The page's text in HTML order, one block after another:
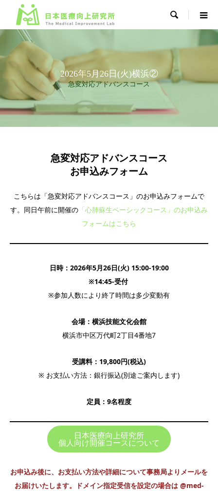

2026年5月26日(火)横浜②
急変対応アドバンスコース
急変対応アドバンスコース
お申込みフォーム
こちらは「急変対応アドバンスコース」のお申込みフォームで
す。同日午前に開催の 「心肺蘇生ベーシックコース」のお申込み
フォームはこちら
日時：2026年5月26日(火) 15:00-19:00
※14:45-受付
※参加人数により終了時間は多少変動有
会場：横浜技能文化会館
横浜市中区万代町2丁目4番地7
受講料：19,800円(税込)
※ お支払い方法：銀行振込(別途ご案内します)
定員：9名程度
日本医療向上研究所
個人向け開催コースについて
お申込み後に、お支払い方法や詳細について事務局よりメールを
お届けいたします。ドメイン指定受信を設定の場合は @med-